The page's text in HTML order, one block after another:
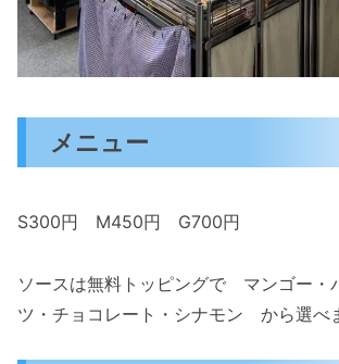
メニュー
S300円 M450円 G700円
ソースは無料トッピングで マンゴー・
ツ・チョコレート・シナモン から選べ